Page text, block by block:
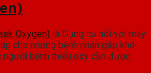
Oxygen) là Dụng cụ nối với máy
cho những bệnh nhân gặp khó
bệnh thiếu oxy cần được